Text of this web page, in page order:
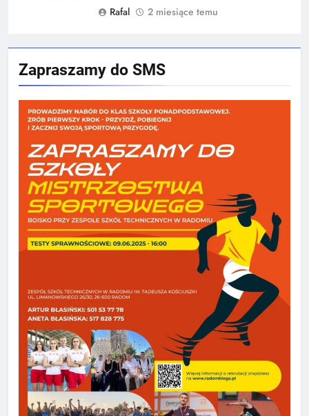
Rafal
2 miesiące temu
Zapraszamy do SMS